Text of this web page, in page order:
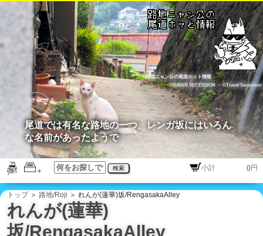
路地ニャン公の尾道ホット情報
©BISAN SECESSION
・©Travel Secession
検索 円
尾道では有名な路地の一つ、レンガ坂にはいろん
な名前があったようで
トップ＞ 路地/Roji ＞ れんが(蓮華)坂/RengasakaAlley
れんが(蓮華)
坂/RengasakaAlley